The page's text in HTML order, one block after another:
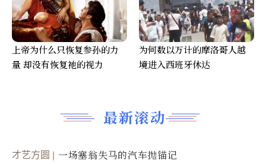
最新滚动
才艺方圆 一场塞翁失马的汽车抛锚记
上帝为什么只恢复参孙的力
量 却没有恢复祂的视力
为何数以万计的摩洛哥人越
境进入西班牙休达